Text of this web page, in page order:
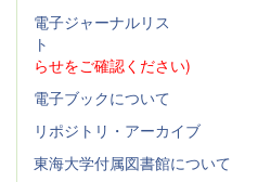
電子ジャーナルリス
ト
らせをご確認ください)
電子ブックについて
リポジトリ・アーカイブ
東海大学付属図書館について